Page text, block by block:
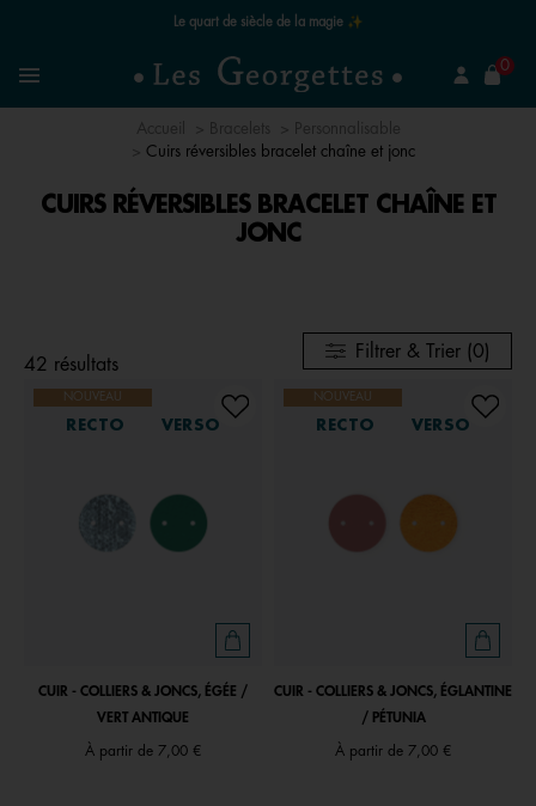
Le quart de siècle de la magie ✨
MenuRecherchez un bijou
0
Cuirs réversibles bracelet chaîne et jonc
CUIRS RÉVERSIBLES BRACELET CHAÎNE ET
JONC
42 résultats
Filtrer & Trier (0)
NOUVEAU
RECTO VERSO
CUIR - COLLIERS & JONCS, ÉGÉE /
VERT ANTIQUE
À partir de 7,00 €
NOUVEAU
RECTO VERSO
CUIR - COLLIERS & JONCS, ÉGLANTINE
/ PÉTUNIA
À partir de 7,00 €